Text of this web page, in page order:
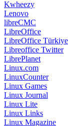
Kwheezy
Lenovo
libreCMC
LibreOffice
LibreOffice Türkiye
Libreoffice Twitter
LibrePlanet
Linux.com
LinuxCounter
Linux Games
Linux Journal
Linux Lite
Linux Links
Linux Magazine